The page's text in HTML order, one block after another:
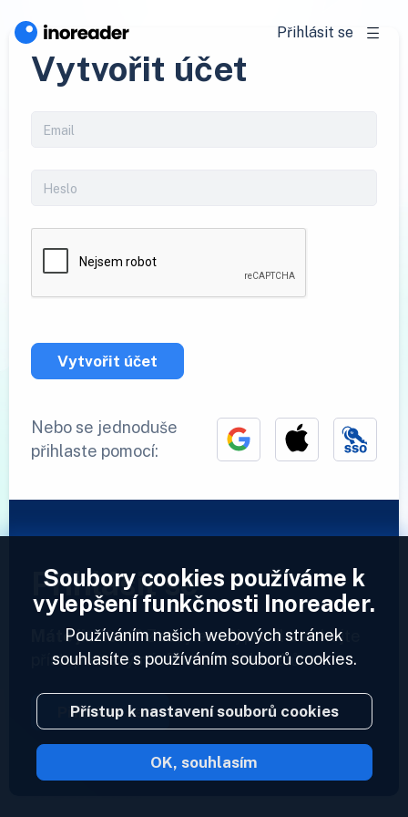
Přihlásit se
Vytvořit účet
Vytvořit účet
Nebo se jednoduše
přihlaste pomocí:
Přihlásit se
Máte již účet?Zadejte svůj profil a získejte
přístup ke svým informačním kanálům.
Přihlásit se
2023 © Inoreader
Soubory cookies používáme k
vylepšení funkčnosti Inoreader.
Používáním našich webových stránek
souhlasíte s používáním souborů cookies.
Přístup k nastavení souborů cookies
OK, souhlasím